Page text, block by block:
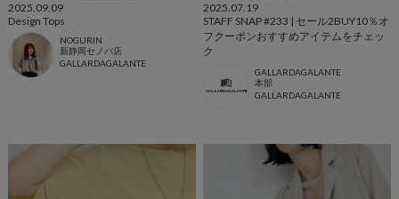
2025.09.09
Design Tops
NOGURIN
新静岡セノバ店
GALLARDAGALANTE
2025.07.19
STAFF SNAP #233 | セール2BUY10％オ
フクーポンおすすめアイテムをチェッ
ク
GALLARDAGALANTE
本部
GALLARDAGALANTE